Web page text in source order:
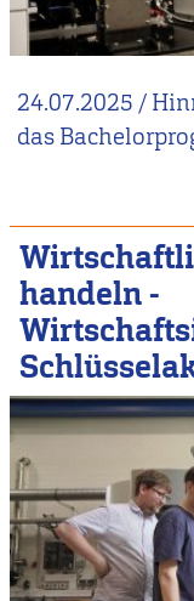
24.07.2025 /
das
handeln -